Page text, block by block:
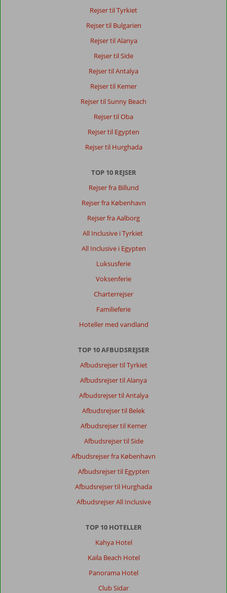
Rejser til Tyrkiet
Rejser til Bulgarien
Rejser til Alanya
Rejser til Side
Rejser til Antalya
Rejser til Kemer
Rejser til Sunny Beach
Rejser til Oba
Rejser til Egypten
Rejser til Hurghada
TOP 10 REJSER
Rejser fra Billund
Rejser fra København
Rejser fra Aalborg
All Inclusive i Tyrkiet
All Inclusive i Egypten
Luksusferie
Voksenferie
Charterrejser
Familieferie
Hoteller med vandland
TOP 10 AFBUDSREJSER
Afbudsrejser til Tyrkiet
Afbudsrejser til Alanya
Afbudsrejser til Antalya
Afbudsrejser til Belek
Afbudsrejser til Kemer
Afbudsrejser til Side
Afbudsrejser fra København
Afbudsrejser til Egypten
Afbudsrejser til Hurghada
Afbudsrejser All Inclusive
TOP 10 HOTELLER
Kahya Hotel
Kaila Beach Hotel
Panorama Hotel
Club Sidar